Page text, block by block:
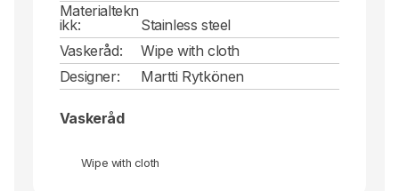
Materialtekn
ikk:
Stainless steel
Vaskeråd:
Wipe with cloth
Designer:
Martti Rytkönen
Vaskeråd
Wipe with cloth